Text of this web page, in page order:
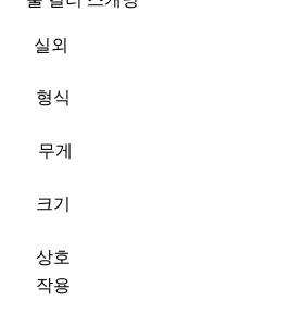
실외
형식
무게
크기
상호
작용